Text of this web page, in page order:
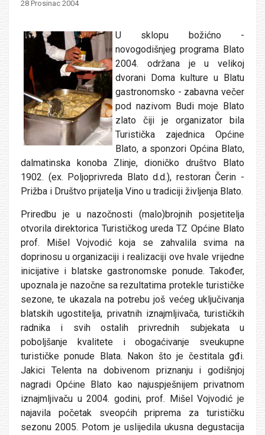
28 Prosinac 2004
U sklopu božićno -
novogodišnjeg programa Blato
2004. održana je u velikoj
dvorani Doma kulture u Blatu
gastronomsko - zabavna večer
pod nazivom Budi moje Blato
zlato čiji je organizator bila
Turistička zajednica Općine
Blato, a sponzori Općina Blato,
dalmatinska konoba Zlinje, dioničko društvo Blato
1902. (ex. Poljoprivreda Blato d.d.), restoran Čerin -
Prižba i Društvo prijatelja Vino u tradiciji življenja Blato.
Priredbu je u nazočnosti (malo)brojnih posjetitelja
otvorila direktorica Turističkog ureda TZ Općine Blato
prof. Mišel Vojvodić koja se zahvalila svima na
doprinosu u organizaciji i realizaciji ove hvale vrijedne
inicijative i blatske gastronomske ponude. Također,
upoznala je nazočne sa rezultatima protekle turističke
sezone, te ukazala na potrebu još većeg uključivanja
blatskih ugostitelja, privatnih iznajmljivača, turističkih
radnika i svih ostalih privrednih subjekata u
poboljšanje kvalitete i obogaćivanje sveukupne
turističke ponude Blata. Nakon što je čestitala gđi.
Jakici Telenta na dobivenom priznanju i godišnjoj
nagradi Općine Blato kao najuspješnijem privatnom
iznajmljivaču u 2004. godini, prof. Mišel Vojvodić je
najavila početak sveopćih priprema za turističku
sezonu 2005. Potom je uslijedila ukusna degustacija